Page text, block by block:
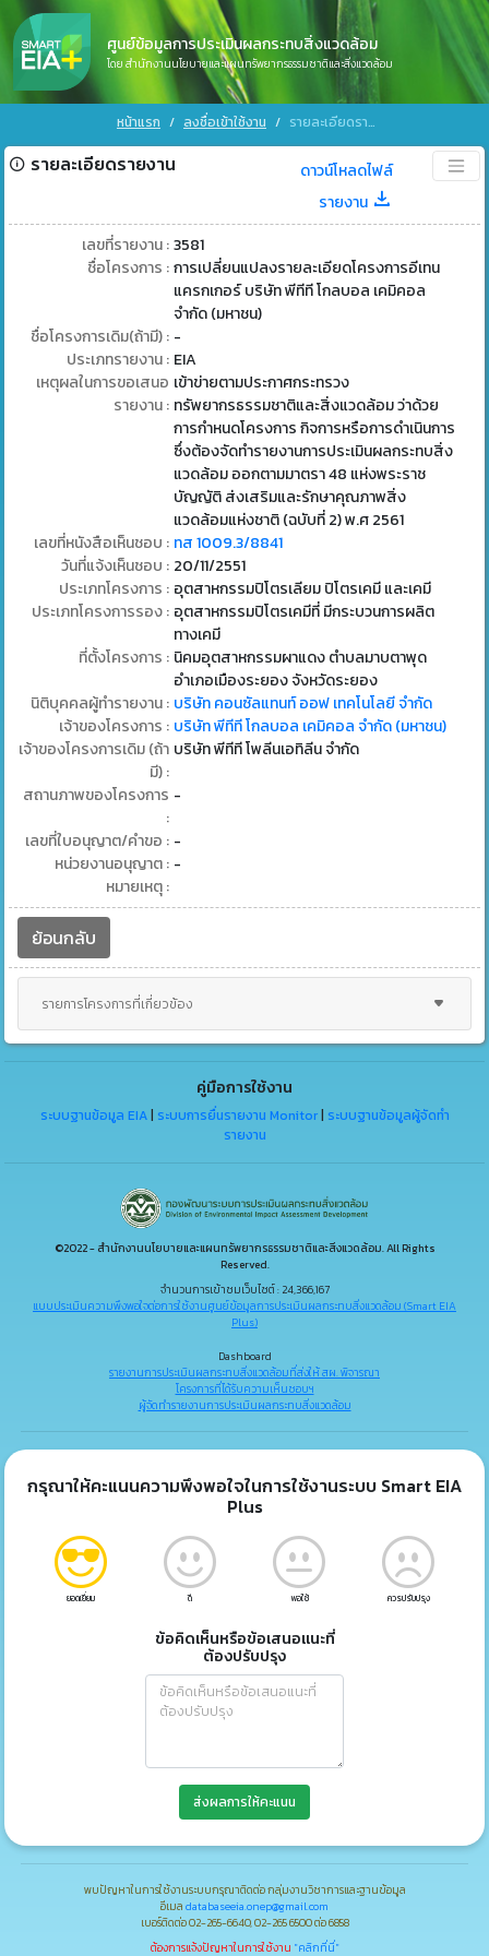
ศูนย์ข้อมูลการประเมินผลกระทบสิ่งแวดล้อม
โดย สำนักงานนโยบายและแผนทรัพยากรธรรมชาติและสิ่งแวดล้อม
หน้าแรก ลงชื่อเข้าใช้งาน รายละเอียดรายงาน
รายละเอียดรายงาน
ดาวน์โหลดไฟล์
รายงาน
เลขที่รายงาน : 3581
ชื่อโครงการ : การเปลี่ยนแปลงรายละเอียดโครงการอีเทน
แครกเกอร์ บริษัท พีทีที โกลบอล เคมิคอล
จำกัด (มหาชน)
ชื่อโครงการเดิม(ถ้ามี) : -
ประเภทรายงาน : EIA
เหตุผลในการขอเสนอ
รายงาน :
เข้าข่ายตามประกาศกระทรวง
ทรัพยากรธรรมชาติและสิ่งแวดล้อม ว่าด้วย
การกำหนดโครงการ กิจการหรือการดำเนินการ
ซึ่งต้องจัดทำรายงานการประเมินผลกระทบสิ่ง
แวดล้อม ออกตามมาตรา 48 แห่งพระราช
บัญญัติ ส่งเสริมและรักษาคุณภาพสิ่ง
แวดล้อมแห่งชาติ (ฉบับที่ 2) พ.ศ 2561
เลขที่หนังสือเห็นชอบ : ทส 1009.3/8841
วันที่แจ้งเห็นชอบ : 20/11/2551
ประเภทโครงการ : อุตสาหกรรมปิโตรเลียม ปิโตรเคมี และเคมี
ประเภทโครงการรอง : อุตสาหกรรมปิโตรเคมีที่ มีกระบวนการผลิต
ทางเคมี
ที่ตั้งโครงการ : นิคมอุตสาหกรรมผาแดง ตำบลมาบตาพุด
อำเภอเมืองระยอง จังหวัดระยอง
นิติบุคคลผู้ทำรายงาน : บริษัท คอนซัลแทนท์ ออฟ เทคโนโลยี จำกัด
เจ้าของโครงการ : บริษัท พีทีที โกลบอล เคมิคอล จำกัด (มหาชน)
เจ้าของโครงการเดิม (ถ้า
มี) :
บริษัท พีทีที โพลีนเอทิลีน จำกัด
สถานภาพของโครงการ
:
-
เลขที่ใบอนุญาต/คำขอ : -
หน่วยงานอนุญาต : -
หมายเหตุ :
ย้อนกลับ
รายการโครงการที่เกี่ยวข้อง
คู่มือการใช้งาน
ระบบฐานข้อมูล EIA| ระบบการยื่นรายงาน Monitor| ระบบฐานข้อมูลผู้จัดทำ
รายงาน
©2022 - สำนักงานนโยบายและแผนทรัพยากรธรรมชาติและสิ่งแวดล้อม. All Rights
Reserved.
จำนวนการเข้าชมเว็บไซต์ : 24,366,167
แบบประเมินความพึงพอใจต่อการใช้งานศูนย์ข้อมูลการประเมินผลกระทบสิ่งแวดล้อม (Smart EIA
Plus)
Dashboard
รายงานการประเมินผลกระทบสิ่งแวดล้อมที่ส่งให้ สผ. พิจารณา
โครงการที่ได้รับความเห็นชอบฯ
ผู้จัดทำรายงานการประเมินผลกระทบสิ่งแวดล้อม
กรุณาให้คะแนนความพึงพอใจในการใช้งานระบบ Smart EIA
Plus
ยอดเยี่ยม ดี พอใช้ ควรปรับปรุง
ข้อคิดเห็นหรือข้อเสนอแนะที่
ต้องปรับปรุง
ส่งผลการให้คะแนน
พบปัญหาในการใช้งานระบบกรุณาติดต่อ กลุ่มงานวิชาการและฐานข้อมูล
อีเมล databaseeia.onep@gmail.com
เบอร์ติดต่อ 02-265-6640, 02-265 6500 ต่อ 6858
ต้องการแจ้งปัญหาในการใช้งาน "คลิกที่นี่"